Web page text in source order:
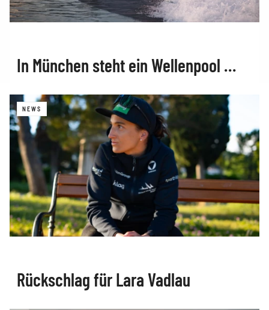
In München steht ein Wellenpool …
NEWS
Rückschlag für Lara Vadlau